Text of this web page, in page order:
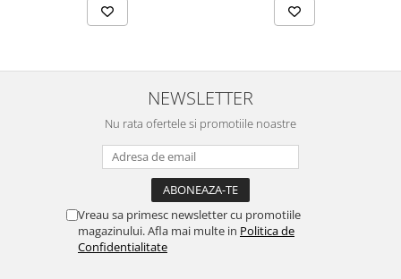
NEWSLETTER
Nu rata ofertele si promotiile noastre
Vreau sa primesc newsletter cu promotiile
magazinului. Afla mai multe in Politica de
Confidentialitate